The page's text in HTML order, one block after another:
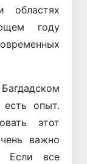
областях
году
есть опыт.
этот
важно
Если все